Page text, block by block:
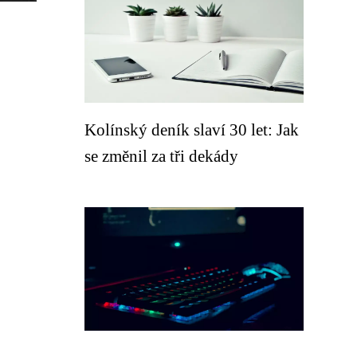
Kolínský deník slaví 30 let: Jak
se změnil za tři dekády